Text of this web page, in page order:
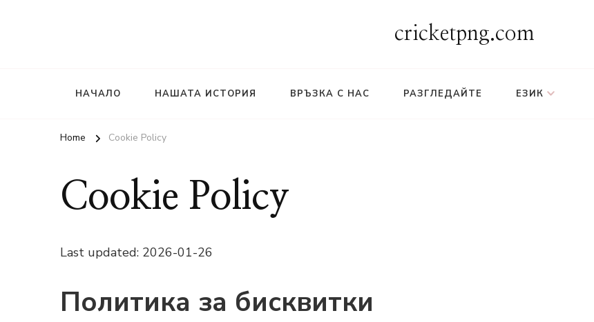
cricketpng.com
НАЧАЛО НАШАТА ИСТОРИЯ ВРЪЗКА С НАС РАЗГЛЕДАЙТЕ ЕЗИК
Home Cookie Policy
Cookie Policy
Last updated: 2026-01-26
Политика за бисквитки